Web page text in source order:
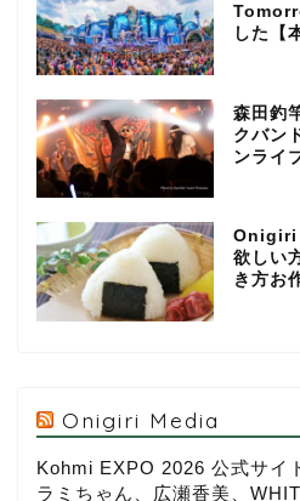
した【
森田釣
クバン
ンライ
Onigiri
欲しい
き方お
Onigiri Media
Kohmi EXPO 2026 公式サイ
ラミちゃん、広瀬香美、